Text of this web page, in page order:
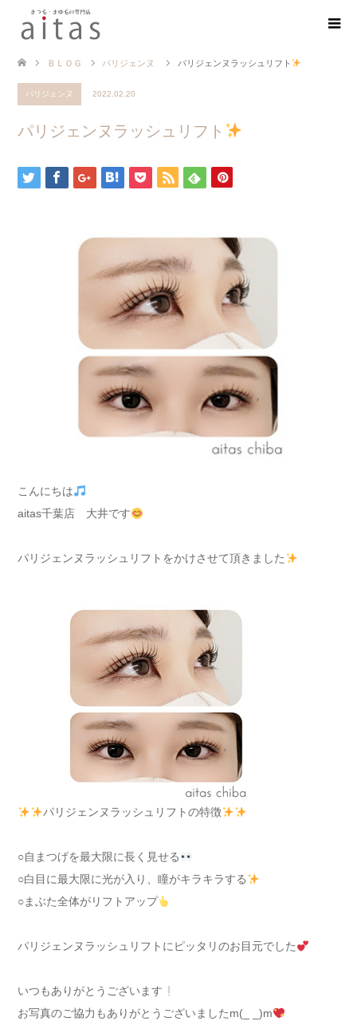
ＢＬＯＧ パリジェンヌ パリジェンヌラッシュリフト
パリジェンヌ 2022.02.20
パリジェンヌラッシュリフト
こんにちは
aitas千葉店 大井です
パリジェンヌラッシュリフトをかけさせて頂きました
パリジェンヌラッシュリフトの特徴
○自まつげを最大限に長く見せる
○白目に最大限に光が入り、瞳がキラキラする
○まぶた全体がリフトアップ
パリジェンヌラッシュリフトにピッタリのお目元でした
いつもありがとうございます
お写真のご協力もありがとうございましたm(_ _)m